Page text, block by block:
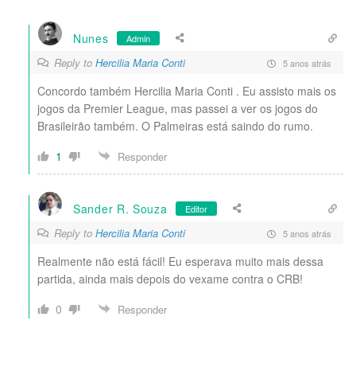
Nunes Admin
Reply to Hercilia Maria Conti 5 anos atrás
Concordo também Hercilia Maria Conti . Eu assisto mais os
jogos da Premier League, mas passei a ver os jogos do
Brasileirão também. O Palmeiras está saindo do rumo.
1
Responder
Sander R. Souza Editor
Reply to Hercilia Maria Conti 5 anos atrás
Realmente não está fácil! Eu esperava muito mais dessa
partida, ainda mais depois do vexame contra o CRB!
0
Responder